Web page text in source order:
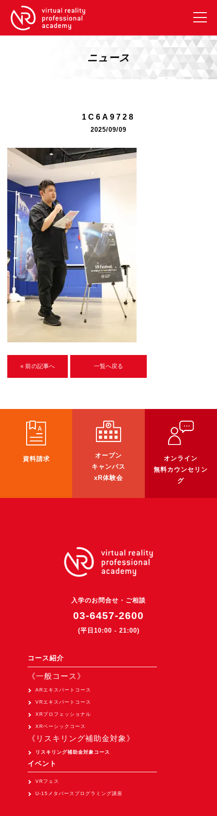
VRアカデミーとは
【2026年10月】XRプロフェッショナル
《リスキリング補助金コース》
リスキリング補助金対象コース説明
《SDGs》
U-15メタバースプログラミング講座
入学案内
受講生紹介
イベント
ブログ
企業向け
《3DGS》
3D Gaussian Splatting アプリ開発研修
3DGSニュース
《受託開発》
《最新プロダクト》
バーチャルイベントプラットフォーム『MetaLiveStage』2025年
3D空間キャプチャーアプリ『Qoocan』
Apple Vision Pro アプリ開発研修
HoloLens 2 アプリ開発研修
《研究会》
XRビジネスフォーラム
《展示会》
TOKYO DIGICONX2026
（1/8～10東京ビッグサイト）に出展。
オートモーティブワールド2026
（1/21～23東京ビッグサイト）に出展。
Tsumiki Community Day 2026
ニュース
1C6A9728
2025/09/09
« 前の記事へ 一覧へ戻る
資料請求
オープン
キャンパス
xR体験会
オンライン
無料カウンセリン
グ
入学のお問合せ・ご相談
03-6457-2600
(平日10:00 - 21:00)
コース紹介
《一般コース》
ARエキスパートコース
VRエキスパートコース
XRプロフェッショナル
XRベーシックコース
《リスキリング補助金対象》
リスキリング補助金対象コース
イベント
VRフェス
U-15メタバースプログラミング講座